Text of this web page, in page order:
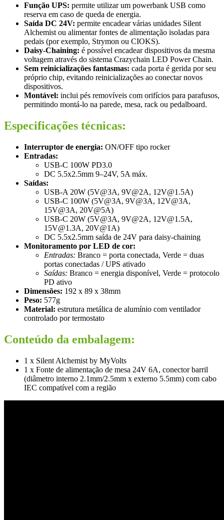
Função UPS: permite utilizar um powerbank USB como
reserva em caso de queda de energia.
Saída DC 24V: permite encadear várias unidades Silent
Alchemist ou alimentar fontes de alimentação isoladas para
pedais (por exemplo, Strymon ou CIOKS).
Daisy-Chaining: é possível encadear dispositivos da mesma
voltagem através do sistema Crazychain LED Power Chain.
Sem reinicializações fantasmas: cada porta é gerida por seu
próprio chip, evitando reinicializações ao conectar novos
dispositivos.
Montável: inclui pés removíveis com orifícios para parafusos,
permitindo montá-lo na parede, mesa, rack ou pedalboard.
Especificações técnicas:
Interruptor de energia: ON/OFF tipo rocker
Entradas:
USB-C 100W PD3.0
DC 5.5x2.5mm 9–24V, 5A máx.
Saídas:
USB-A 20W (5V@3A, 9V@2A, 12V@1.5A)
USB-C 100W (5V@3A, 9V@3A, 12V@3A,
15V@3A, 20V@5A)
USB-C 20W (5V@3A, 9V@2A, 12V@1.5A,
15V@1.3A, 20V@1A)
DC 5.5x2.5mm saída de 24V para daisy-chaining
Monitoramento por LED de cor:
Entradas: Branco = porta conectada, Verde = duas
portas conectadas / UPS ativado
Saídas: Branco = energia disponível, Verde = protocolo
PD ativo
Dimensões: 192 x 89 x 38mm
Peso: 577g
Material: estrutura metálica de alumínio com ventilador
controlado por termostato
Conteúdo da embalagem:
1 x Silent Alchemist by MyVolts
1 x Fonte de alimentação de mesa 24V 6A, conector barril
(diâmetro interno 2.1mm/2.5mm x externo 5.5mm) com cabo
IEC compatível com a região